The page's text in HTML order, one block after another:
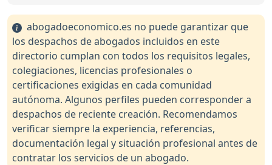
abogadoeconomico.es no puede garantizar que
los despachos de abogados incluidos en este
directorio cumplan con todos los requisitos legales,
colegiaciones, licencias profesionales o
certificaciones exigidas en cada comunidad
autónoma. Algunos perfiles pueden corresponder a
despachos de reciente creación. Recomendamos
verificar siempre la experiencia, referencias,
documentación legal y situación profesional antes de
contratar los servicios de un abogado.